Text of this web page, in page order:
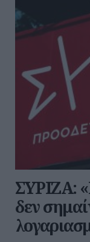
ΣΥΡΙΖΑ:
δεν